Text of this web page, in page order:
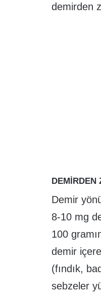
demirden
DEMİRDEN
Demir
8-10 mg
100
demir
(fındık,
sebzeler